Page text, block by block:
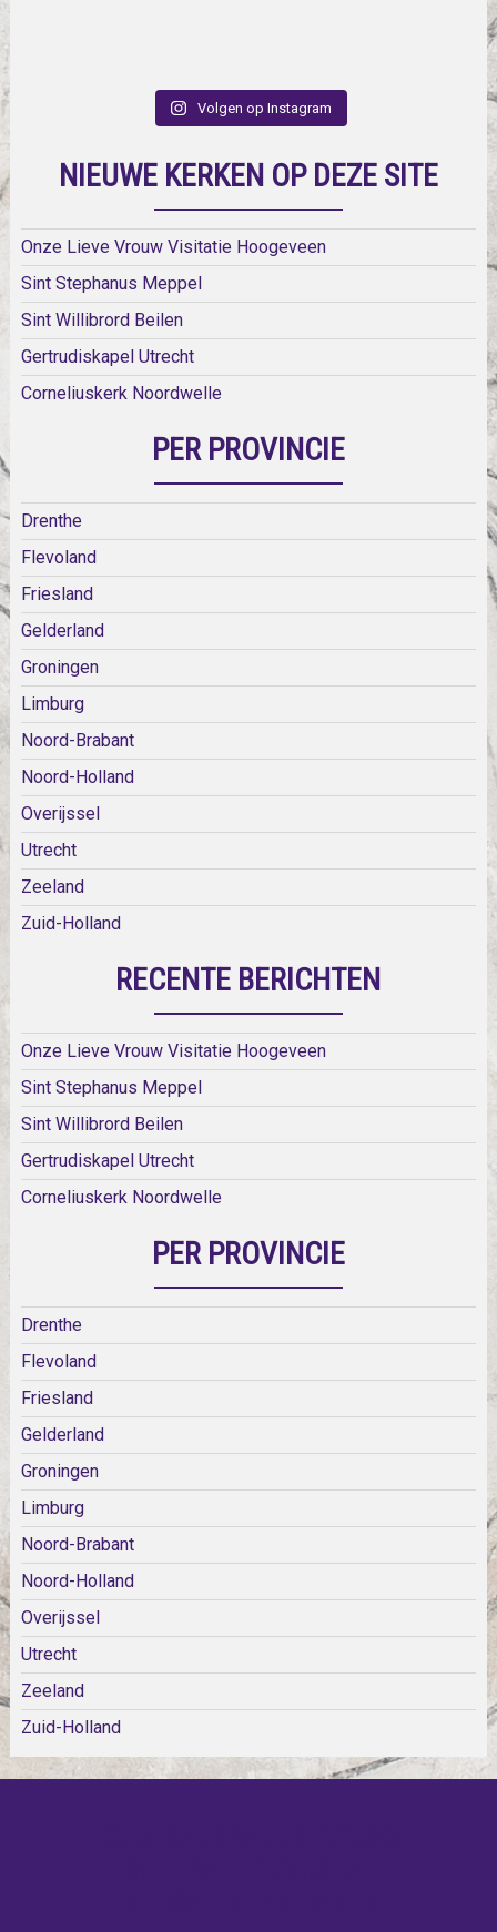
Volgen op Instagram
NIEUWE KERKEN OP DEZE SITE
Onze Lieve Vrouw Visitatie Hoogeveen
Sint Stephanus Meppel
Sint Willibrord Beilen
Gertrudiskapel Utrecht
Corneliuskerk Noordwelle
PER PROVINCIE
Drenthe
Flevoland
Friesland
Gelderland
Groningen
Limburg
Noord-Brabant
Noord-Holland
Overijssel
Utrecht
Zeeland
Zuid-Holland
RECENTE BERICHTEN
Onze Lieve Vrouw Visitatie Hoogeveen
Sint Stephanus Meppel
Sint Willibrord Beilen
Gertrudiskapel Utrecht
Corneliuskerk Noordwelle
PER PROVINCIE
Drenthe
Flevoland
Friesland
Gelderland
Groningen
Limburg
Noord-Brabant
Noord-Holland
Overijssel
Utrecht
Zeeland
Zuid-Holland